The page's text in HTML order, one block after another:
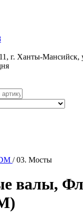
г. Ханты-Мансийск,
/03. Мосты
валы,